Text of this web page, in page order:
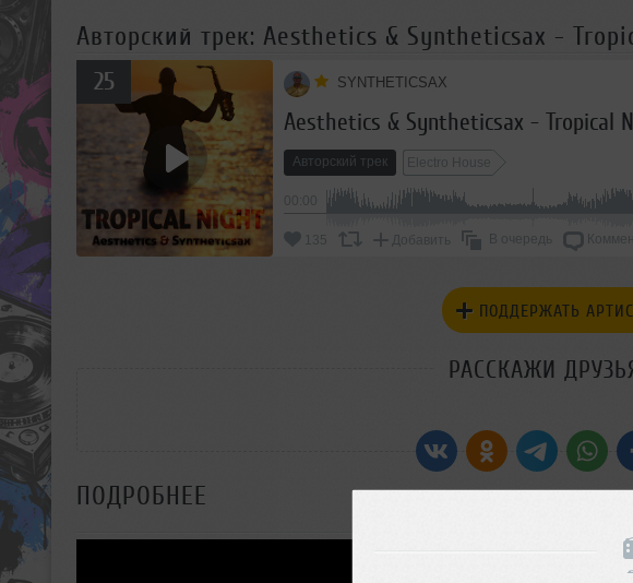
Авторский трек: Aesthetics & Syntheticsax -
25 SYNTHETICSAX
Aesthetics & Syntheticsax - Tropical
Авторский трек Electro House
135 Добавить В очередь
ПОДДЕРЖАТЬ
РАССКАЖИ
ПОДРОБНЕЕ